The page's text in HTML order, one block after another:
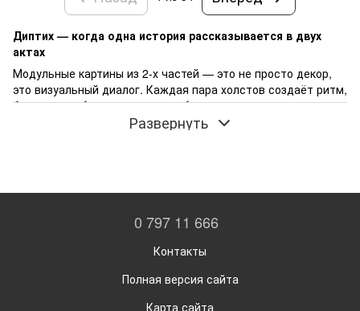
Диптих — когда одна история рассказывается в двух
актах
Модульные картины из 2-х частей — это не просто декор,
это визуальный диалог. Каждая пара холстов создаёт ритм,
баланс и глубину, превращая обычную стену в
выразительное пространство. В Posters.md мы собрали
* Форматы: горизонтальные, вертикальные, квадратные
* Оформление: холст + рама, готовые к размещению
Почему выбирают диптихи от Posters.md:
Визуальная гармония и композиционная целостность
Развернуть
0 797 11 666
Контакты
Полная версия сайта
Карта сайта